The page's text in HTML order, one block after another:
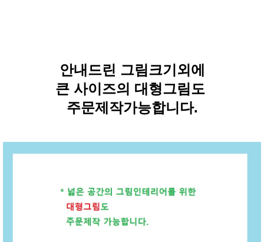
안내드린 그림크기외에
큰 사이즈의 대형그림도
주문제작가능합니다.